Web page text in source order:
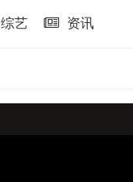
综艺 资讯